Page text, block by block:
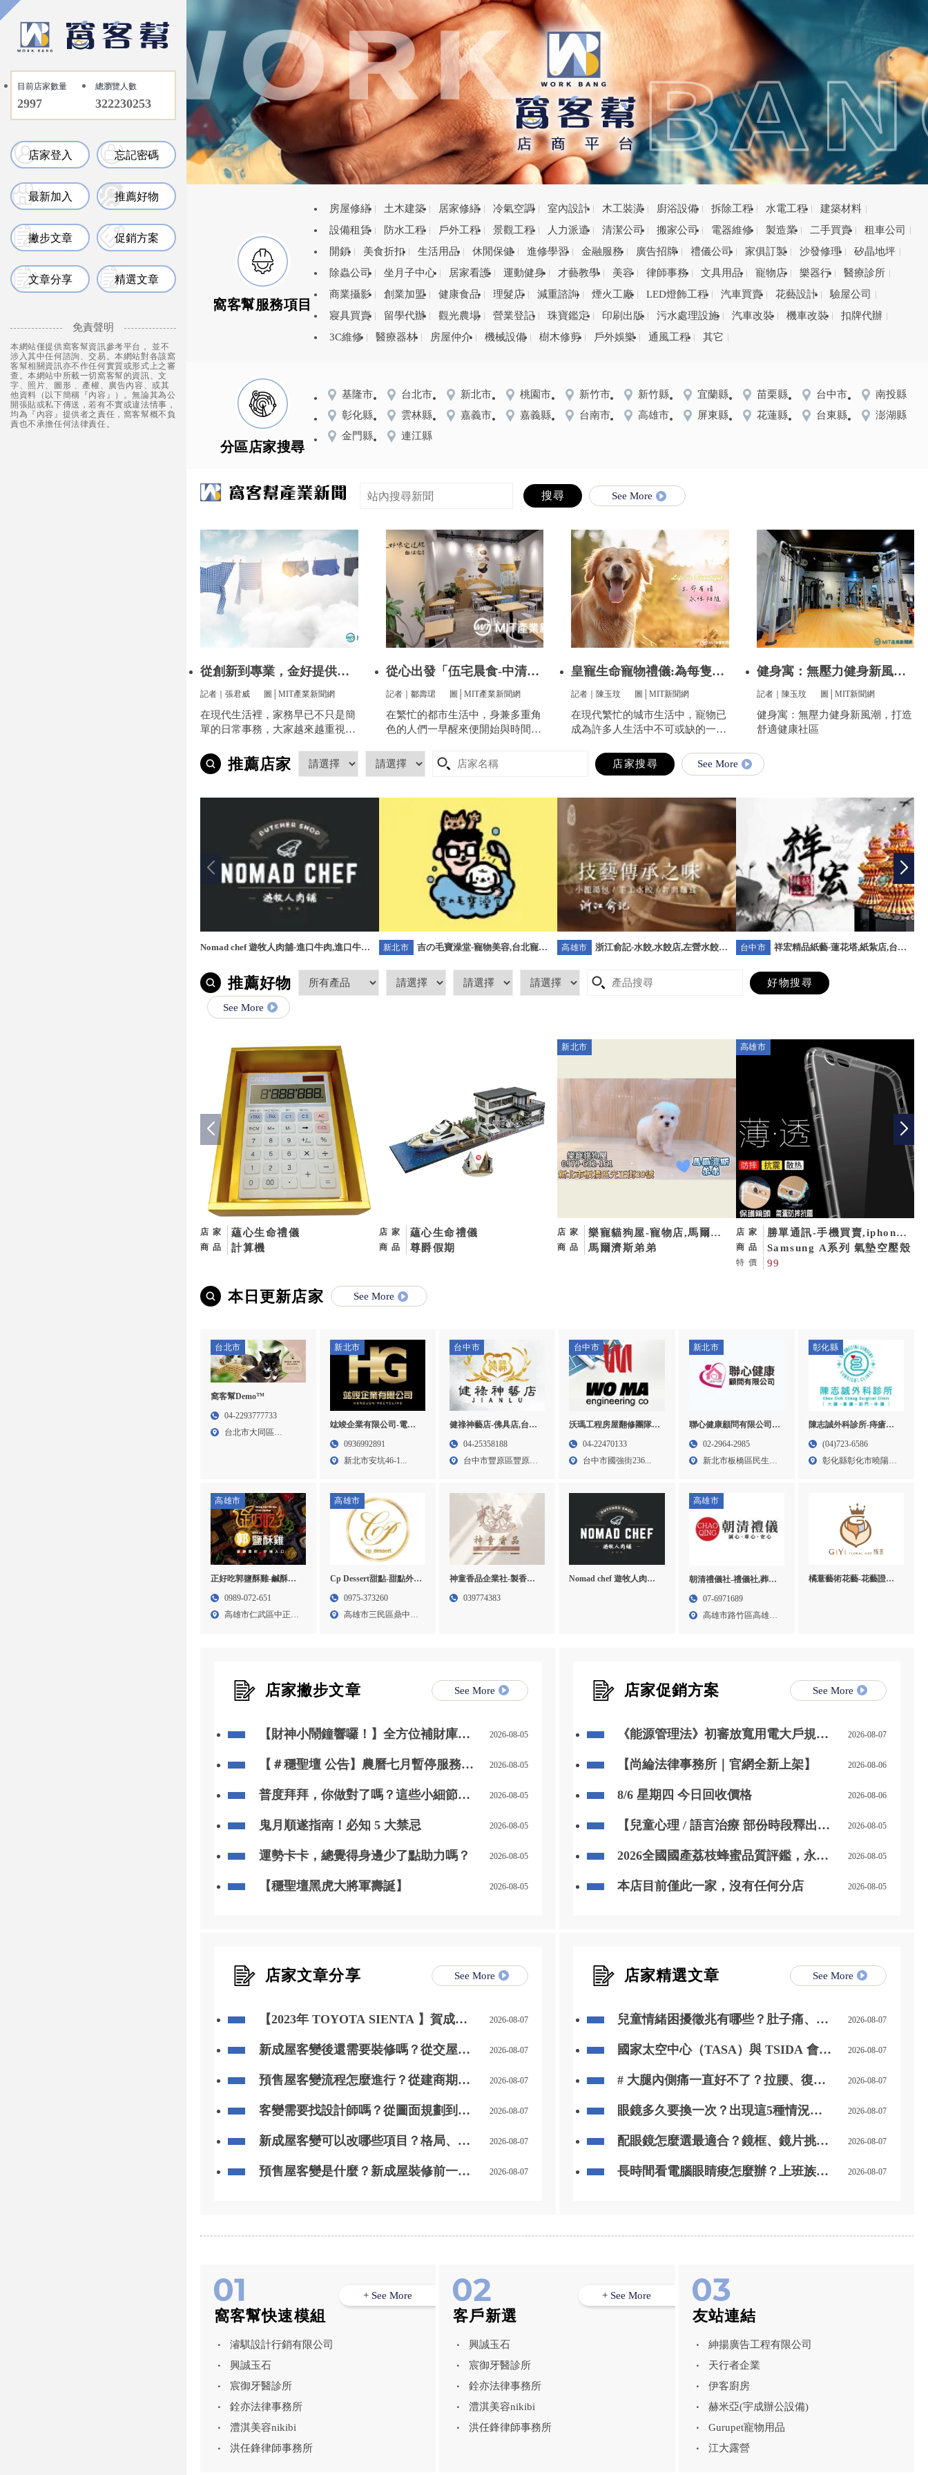
目前店家數量
2997
總瀏覽人數
322230253
店家登入 忘記密碼
最新加入 推薦好物
撇步文章 促銷方案
文章分享 精選文章
免責聲明
本網站僅提供窩客幫資訊參考平台， 並不
涉入其中任何諮詢、交易。本網站對各該窩
客幫相關資訊亦不作任何實質或形式上之審
查。本網站中所載一切窩客幫的資訊、文
字、照片、圖形 、產權、廣告內容、或其
他資料（以下簡稱『內容』）。無論其為公
開張貼或私下傳送，若有不實或違法情事，
均為『內容』提供者之責任，窩客幫概不負
責也不承擔任何法律責任。
窩客幫服務項目
房屋修繕 土木建築 居家修繕 冷氣空調 室內設計 木工裝潢 廚浴設備 拆除工程 水電工程
建築材料
設備租賃
防水工程 戶外工程 景觀工程 人力派遣 清潔公司 搬家公司 電器維修 製造業 二手買賣
租車公司
開鎖
美食折扣 生活用品 休閒保健 進修學習 金融服務 廣告招牌 禮儀公司 家俱訂製 沙發修理
矽晶地坪
除蟲公司
坐月子中心 居家看護 運動健身 才藝教學 美容 律師事務 文具用品 寵物店 樂器行
醫療診所
商業攝影
創業加盟 健康食品 理髮店 減重諮詢 煙火工廠 LED燈飾工程 汽車買賣 花藝設計
驗屋公司
寢具買賣
留學代辦 觀光農場 營業登記 珠寶鑑定 印刷出版 污水處理設施 汽車改裝 機車改裝
扣牌代辦
3C維修
醫療器材 房屋仲介 機械設備 樹木修剪 戶外娛樂 通風工程 其它
分區店家搜尋
基隆市 台北市 新北市 桃園市 新竹市 新竹縣 宜蘭縣 苗栗縣 台中市
南投縣
彰化縣
雲林縣 嘉義市 嘉義縣 台南市 高雄市 屏東縣 花蓮縣 台東縣
澎湖縣
金門縣
連江縣
See More
從創新到專業，金好提供全
方位安裝
記者｜張君威 圖│MIT產業新聞網
在現代生活裡，家務早已不只是簡
單的日常事務，大家越來越重視方
小事卻常常讓人煩惱。像是衣服太
多、空間不夠，或是遇到突然變
從心出發「伍宅晨食-中清
店」用心
記者｜鄒壽珺 圖│MIT產業新聞網
在繁忙的都市生活中，身兼多重角
色的人們一早醒來便開始與時間賽
鍵。
皇寵生命寵物禮儀:為每隻愛
寵提供
記者｜陳玉玟 圖│MIT新聞網
在現代繁忙的城市生活中，寵物已
成為許多人生活中不可或缺的一部
昏，帶來無限的歡樂和慰藉。當愛
寵的生命走到盡頭時，飼主們往往
得體面、安心，成為每一位寵物家
長們心中最重要的訴求。
健身寓：無壓力健身新風
潮，打造舒
記者｜陳玉玟 圖│MIT新聞網
健身寓：無壓力健身新風潮，打造
舒適健康社區
推薦店家 See More
Nomad chef 遊牧人肉舖-進口牛肉,進口牛肉
新北市
吉の毛寶澡堂-寵物美容,台北寵物
容
高雄市
浙江俞記-水餃,水餃店,左營水餃店,
台中市
祥宏精品紙藝-蓮花塔,紙紮店,台北
推薦好物
See More
店家 蘊心生命禮儀
商品 計算機
店家 蘊心生命禮儀
商品 尊爵假期
新北市
店家
樂寵貓狗屋-寵物店,馬爾泰
迪幼犬買賣,台北寵物店,板
商品 馬爾濟斯弟弟
高雄市
店家
勝單通訊-手機買賣,iphone
買賣, iphone手機維修,高雄
手機買賣,高雄iphone買賣,
商品 Samsung A系列 氣墊空壓殼
特價 99
本日更新店家 See More
台北市
窩客幫Demo™
04-2293777733
台北市大同區
新北市
竑竣企業有限公司-電子
零件回收,台北電子零件
0936992891
新北市安坑46-1...
台中市
健祿神藝店-佛具店,台中
佛具店,豐原佛具店,宗教
04-25358188
台中市豐原區豐原大
台中市
沃瑪工程房屋翻修團隊-
泥作工程,房屋拆除,台中
04-22470133
台中市國強街236...
新北市
聯心健康顧問有限公司-
特別護士,台北特別護士,
02-2964-2985
新北市板橋區民生路
彰化縣
陳志誠外科診所-痔瘡開
刀門診,彰化痔瘡開刀門
(04)723-6586
彰化縣彰化市曉陽路
高雄市
正好吃郭鹽酥雞-鹹酥雞
加盟,鹹酥雞創業,高雄鹹
0989-072-651
高雄市仁武區中正路
高雄市
Cp Dessert甜點-甜點外
燴,甜點店,高雄甜點外燴,
0975-373260
高雄市三民區鼎中路
神童香品企業社-製香廠,
製香工廠,宜蘭製香廠,環
039774383
Nomad chef 遊牧人肉舖-
高雄市
朝清禮儀社-禮儀社,葬儀
社,高雄禮儀社,高雄葬儀
葬儀社
07-6971689
高雄市路竹區高雄市
橘薏藝術花藝-花藝證照,
店家撇步文章 See More
【財神小鬧鐘響囉！】全方位補財庫幫
2026-08-05
【＃穩聖壇 公告】農曆七月暫停服務通
2026-08-05
普度拜拜，你做對了嗎？這些小細節別
2026-08-05
鬼月順遂指南！必知 5 大禁忌 2026-08-05
運勢卡卡，總覺得身邊少了點助力嗎？ 2026-08-05
【穩聖壇黑虎大將軍壽誕】 2026-08-05
店家促銷方案 See More
《能源管理法》初審放寬用電大戶規
2026-08-07
【尚綸法律事務所｜官網全新上架】 2026-08-06
8/6 星期四 今日回收價格 2026-08-06
【兒童心理 / 語言治療 部份時段釋出｜
2026-08-05
2026全國國產荔枝蜂蜜品質評鑑，永順
2026-08-05
本店目前僅此一家，沒有任何分店 2026-08-05
店家文章分享 See More
【2023年 TOYOTA SIENTA 】賀成
2026-08-07
新成屋客變後還需要裝修嗎？從交屋驗
2026-08-07
預售屋客變流程怎麼進行？從建商期限
2026-08-07
客變需要找設計師嗎？從圖面規劃到未
2026-08-07
新成屋客變可以改哪些項目？格局、水
2026-08-07
預售屋客變是什麼？新成屋裝修前一定
2026-08-07
店家精選文章 See More
兒童情緒困擾徵兆有哪些？肚子痛、發
2026-08-07
國家太空中心（TASA）與 TSIDA 會員
2026-08-07
# 大腿內側痛一直好不了？拉腰、復健
以為是坐骨神經痛
2026-08-07
眼鏡多久要換一次？出現這5種情況建
眼鏡行
2026-08-07
配眼鏡怎麼選最適合？鏡框、鏡片挑選
行
2026-08-07
長時間看電腦眼睛痠怎麼辦？上班族護
2026-08-07
窩客幫快速模組
濬騏設計行銷有限公司
興誠玉石
宸御牙醫診所
銓亦法律事務所
澧淇美容nikibi
洪任鋒律師事務所
+ See More
客戶新選
興誠玉石
宸御牙醫診所
銓亦法律事務所
澧淇美容nikibi
洪任鋒律師事務所
+ See More
友站連結
紳揚廣告工程有限公司
天行者企業
伊客廚房
赫米亞(宇成辦公設備)
Gurupet寵物用品
江大露營